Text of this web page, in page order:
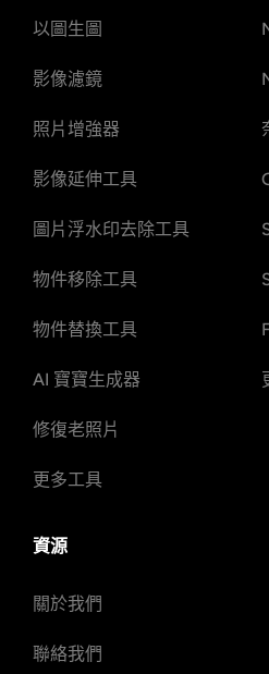
以圖生圖
影像濾鏡
照片增強器
影像延伸工具
圖片浮水印去除工具
物件移除工具
物件替換工具
AI 寶寶生成器
修復老照片
更多工具
資源
關於我們
聯絡我們